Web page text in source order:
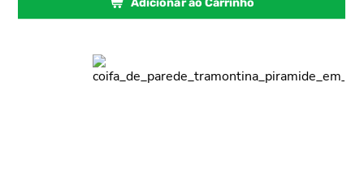
Adicionar ao Carrinho